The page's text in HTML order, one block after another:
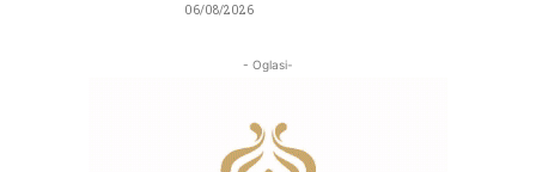
06/08/2026
- Oglasi-